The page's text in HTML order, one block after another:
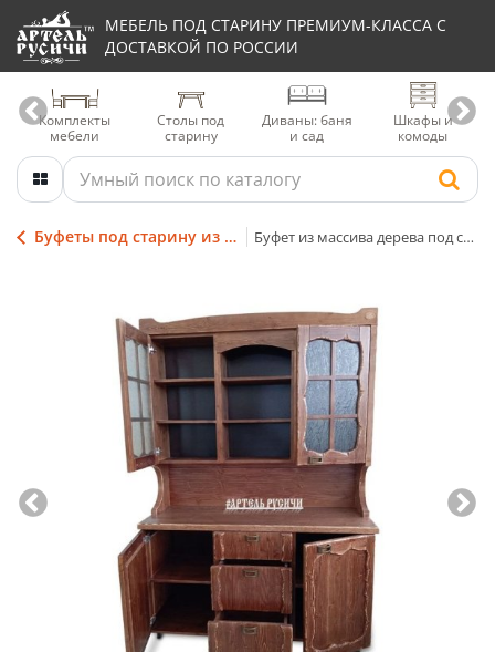
МЕБЕЛЬ ПОД СТАРИНУ ПРЕМИУМ-КЛАССА С
ДОСТАВКОЙ ПО РОССИИ
Комплекты
мебели
Столы под
старину
Диваны: баня
и сад
Шкафы и
комоды
Буфеты под старину из массива натурального дерева Буфет из массива дерева под старину | коллекция «Ладожская»